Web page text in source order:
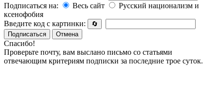
Подписаться на:
Весь сайт
Русский национализм и
ксенофобия
Введите код с картинки:
🔄
Подписаться
Отмена
Спасибо!
Проверьте почту, вам выслано письмо со статьями
отвечающим критериям подписки за последние трое суток.